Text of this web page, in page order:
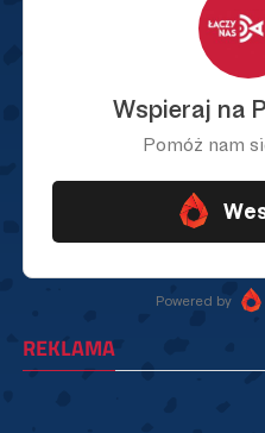
REKLAMA